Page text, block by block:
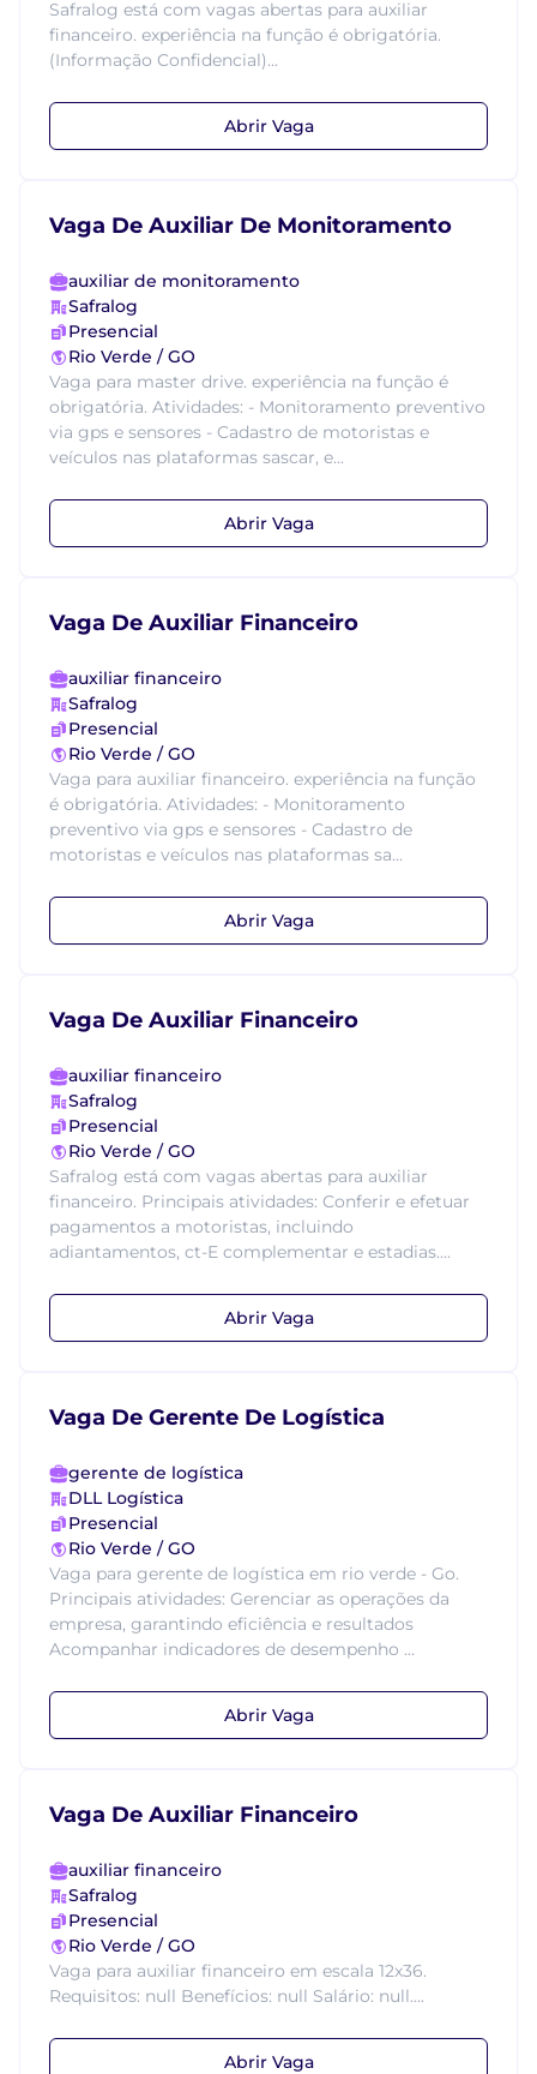
Safralog está com vagas abertas para auxiliar
financeiro. experiência na função é obrigatória.
(Informação Confidencial)...
Abrir Vaga
Vaga De Auxiliar De Monitoramento
auxiliar de monitoramento
Safralog
Presencial
Rio Verde / GO
Vaga para master drive. experiência na função é
obrigatória. Atividades: - Monitoramento preventivo
via gps e sensores - Cadastro de motoristas e
veículos nas plataformas sascar, e...
Abrir Vaga
Vaga De Auxiliar Financeiro
auxiliar financeiro
Safralog
Presencial
Rio Verde / GO
Vaga para auxiliar financeiro. experiência na função
é obrigatória. Atividades: - Monitoramento
preventivo via gps e sensores - Cadastro de
motoristas e veículos nas plataformas sa...
Abrir Vaga
Vaga De Auxiliar Financeiro
auxiliar financeiro
Safralog
Presencial
Rio Verde / GO
Safralog está com vagas abertas para auxiliar
financeiro. Principais atividades: Conferir e efetuar
pagamentos a motoristas, incluindo
adiantamentos, ct-E complementar e estadias....
Abrir Vaga
Vaga De Gerente De Logística
gerente de logística
DLL Logística
Presencial
Rio Verde / GO
Vaga para gerente de logística em rio verde - Go.
Principais atividades: Gerenciar as operações da
empresa, garantindo eficiência e resultados
Acompanhar indicadores de desempenho ...
Abrir Vaga
Vaga De Auxiliar Financeiro
auxiliar financeiro
Safralog
Presencial
Rio Verde / GO
Vaga para auxiliar financeiro em escala 12x36.
Requisitos: null Benefícios: null Salário: null....
Abrir Vaga